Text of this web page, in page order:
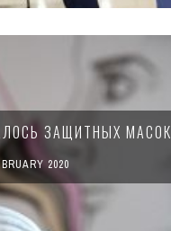
ЗАЩИТНЫХ МАСОК
2020